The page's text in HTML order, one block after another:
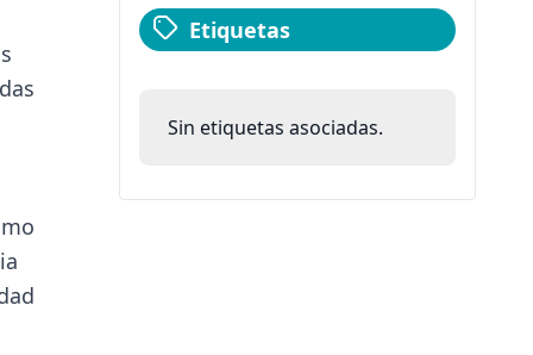
Etiquetas
Sin etiquetas asociadas.